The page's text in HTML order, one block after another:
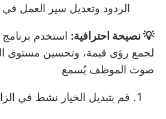
الردود وتعديل سير العمل
💡 نصيحة احترافية: استخدم
لجمع رؤى قيمة، وتحسين مستوى
صوت الموظف يُسمع
قم بتبديل الخيار نشط في